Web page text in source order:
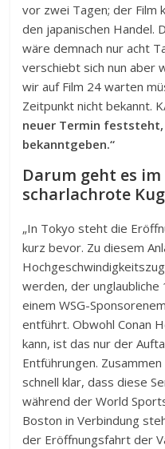
vor zwei Tagen; der Film
den japanischen Handel.
wäre demnach nur acht
verschiebt sich nun aber
wir auf Film 24 warten
Zeitpunkt nicht bekannt.
neuer Termin
bekanntgeben.“
Darum geht es im
scharlachrote
„In Tokyo steht die
kurz bevor. Zu diesem
werden, der
einem WSG-
entführt. Obwohl Conan
kann, ist das nur der
Entführungen.
schnell klar, dass diese
während der World
Boston in Verbindung
der Eröffnungsfahrt der